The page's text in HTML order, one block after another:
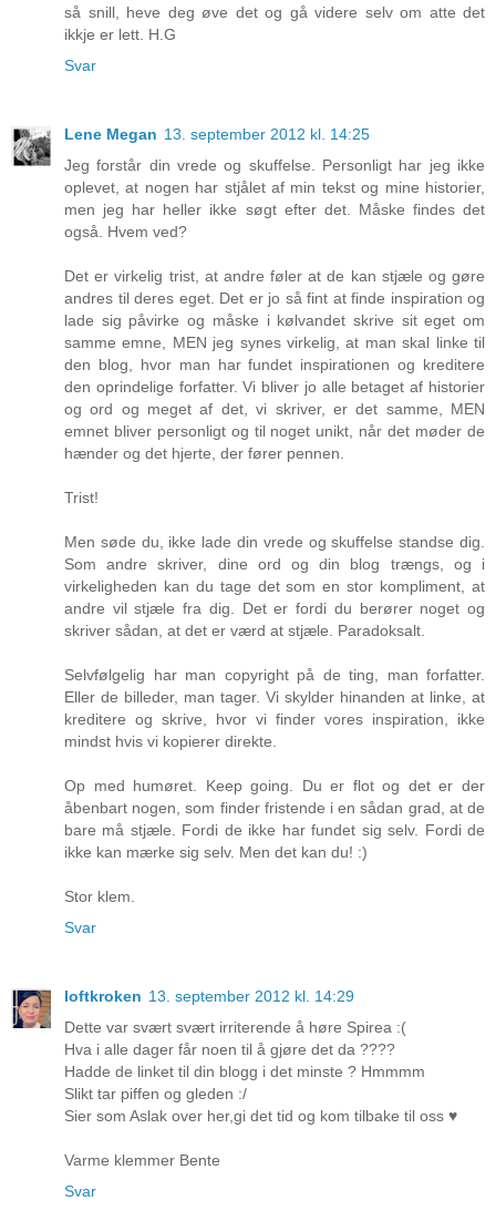
så snill, heve deg øve det og gå videre selv om atte det
ikkje er lett. H.G
Svar
Lene Megan 13. september 2012 kl. 14:25
Jeg forstår din vrede og skuffelse. Personligt har jeg ikke
oplevet, at nogen har stjålet af min tekst og mine historier,
men jeg har heller ikke søgt efter det. Måske findes det
også. Hvem ved?
Det er virkelig trist, at andre føler at de kan stjæle og gøre
andres til deres eget. Det er jo så fint at finde inspiration og
lade sig påvirke og måske i kølvandet skrive sit eget om
samme emne, MEN jeg synes virkelig, at man skal linke til
den blog, hvor man har fundet inspirationen og kreditere
den oprindelige forfatter. Vi bliver jo alle betaget af historier
og ord og meget af det, vi skriver, er det samme, MEN
emnet bliver personligt og til noget unikt, når det møder de
hænder og det hjerte, der fører pennen.
Trist!
Men søde du, ikke lade din vrede og skuffelse standse dig.
Som andre skriver, dine ord og din blog trængs, og i
virkeligheden kan du tage det som en stor kompliment, at
andre vil stjæle fra dig. Det er fordi du berører noget og
skriver sådan, at det er værd at stjæle. Paradoksalt.
Selvfølgelig har man copyright på de ting, man forfatter.
Eller de billeder, man tager. Vi skylder hinanden at linke, at
kreditere og skrive, hvor vi finder vores inspiration, ikke
mindst hvis vi kopierer direkte.
Op med humøret. Keep going. Du er flot og det er der
åbenbart nogen, som finder fristende i en sådan grad, at de
bare må stjæle. Fordi de ikke har fundet sig selv. Fordi de
ikke kan mærke sig selv. Men det kan du! :)
Stor klem.
Svar
loftkroken 13. september 2012 kl. 14:29
Dette var svært svært irriterende å høre Spirea :(
Hva i alle dager får noen til å gjøre det da ????
Hadde de linket til din blogg i det minste ? Hmmmm
Slikt tar piffen og gleden :/
Sier som Aslak over her,gi det tid og kom tilbake til oss ♥
Varme klemmer Bente
Svar